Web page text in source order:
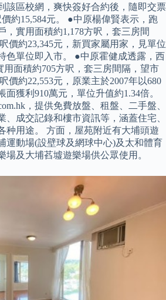
該區校網，爽快簽好合約後，隨即交票
約15,584元。 ●中原楊偉賢表示，跑
，實用面積約1,178方呎，套三房間
價約23,345元，新買家屬用家，見單位
色單位即入市。 ●中原霍健成透露，西
面積約705方呎，套三房間隔，望市
價約22,553元，原業主於2007年以680
獲利910萬元，單位升值約1.34倍。
，提供免費放盤、租盤、二手盤、
、成交記錄和樓市資訊等，涵蓋住宅、
种用途。 方面，屋苑附近有大埔頭遊
運動場(設壁球及網球中心)及太和體育
場及大埔萏墟遊樂場供公眾使用。